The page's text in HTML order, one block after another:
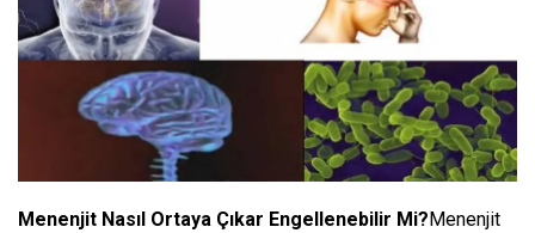
Menenjit Nasıl Ortaya Çıkar Engellenebilir Mi?Menenjit